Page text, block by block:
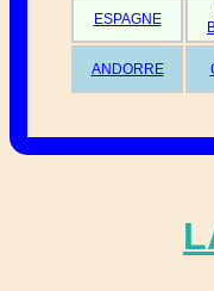
ESPAGNE
ANDORRE